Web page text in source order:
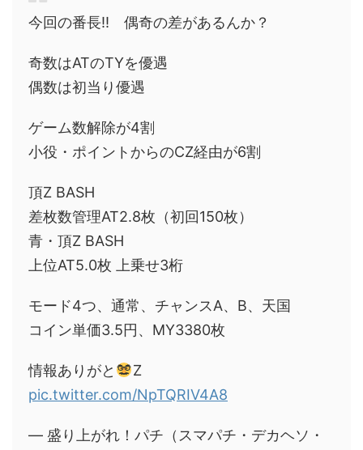
今回の番長!! 偶奇の差があるんか？
奇数はATのTYを優遇
偶数は初当り優遇
ゲーム数解除が4割
小役・ポイントからのCZ経由が6割
頂Z BASH
差枚数管理AT2.8枚（初回150枚）
青・頂Z BASH
上位AT5.0枚 上乗せ3桁
モード4つ、通常、チャンスA、B、天国
コイン単価3.5円、MY3380枚
情報ありがと
Z
pic.twitter.com/NpTQRIV4A8
— 盛り上がれ！パチ（スマパチ・デカヘソ・